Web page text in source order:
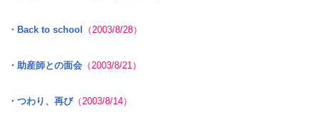
・Back to school （2003/8/28）
・助産師との面会（2003/8/21）
・つわり、再び（2003/8/14）